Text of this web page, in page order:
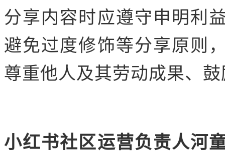
分享内容时应遵守申明利
避免过度修饰等分享原则
尊重他人及其劳动成果、
小红书社区运营负责人河